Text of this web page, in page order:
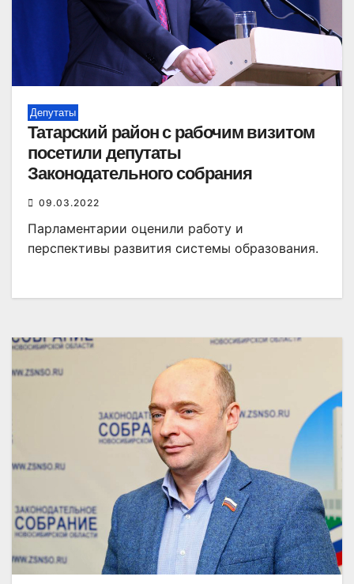
Депутаты
Татарский район с рабочим визитом
посетили депутаты
Законодательного собрания
09.03.2022
Парламентарии оценили работу и
перспективы развития системы образования.